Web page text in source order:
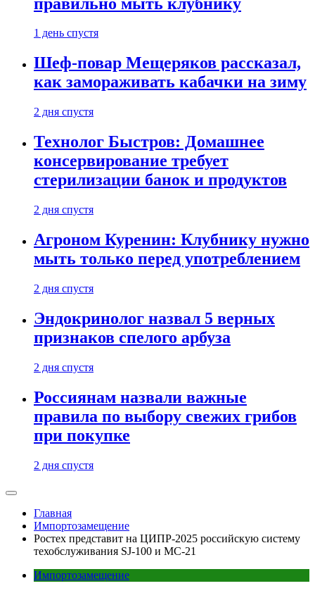
1 день спустя
Шеф-повар Мещеряков рассказал,
как замораживать кабачки на зиму
2 дня спустя
Технолог Быстров: Домашнее
консервирование требует
стерилизации банок и продуктов
2 дня спустя
Агроном Куренин: Клубнику нужно
мыть только перед употреблением
2 дня спустя
Эндокринолог назвал 5 верных
признаков спелого арбуза
2 дня спустя
Россиянам назвали важные
правила по выбору свежих грибов
при покупке
2 дня спустя
Главная
Импортозамещение
Ростех представит на ЦИПР-2025 российскую систему
техобслуживания SJ-100 и МС-21
Импортозамещение